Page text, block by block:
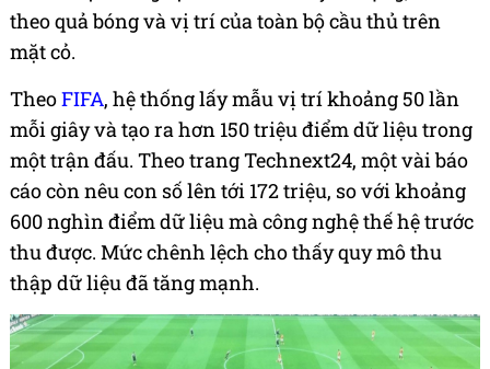
theo quả bóng và vị trí của toàn bộ cầu thủ trên
mặt cỏ.
TheoFIFA, hệ thống lấy mẫu vị trí khoảng 50 lần
mỗi giây và tạo ra hơn 150 triệu điểm dữ liệu trong
một trận đấu. Theo trang Technext24, một vài báo
cáo còn nêu con số lên tới 172 triệu, so với khoảng
600 nghìn điểm dữ liệu mà công nghệ thế hệ trước
thu được. Mức chênh lệch cho thấy quy mô thu
thập dữ liệu đã tăng mạnh.